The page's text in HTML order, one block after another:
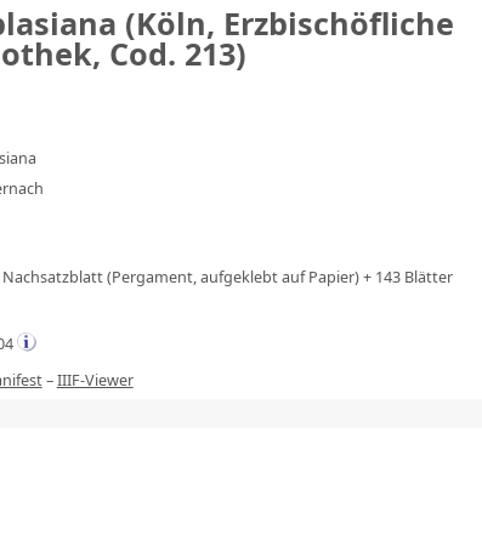
(Köln, Erzbischöfliche
Cod. 213)
(Pergament, aufgeklebt auf Papier) + 143 Blätter
–IIIF-Viewer